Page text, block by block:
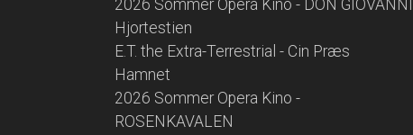
2026 Sommer Opera Kino - DON GIOVANNI
Hjortestien
E.T. the Extra-Terrestrial - Cin Præs
Hamnet
2026 Sommer Opera Kino -
ROSENKAVALEN